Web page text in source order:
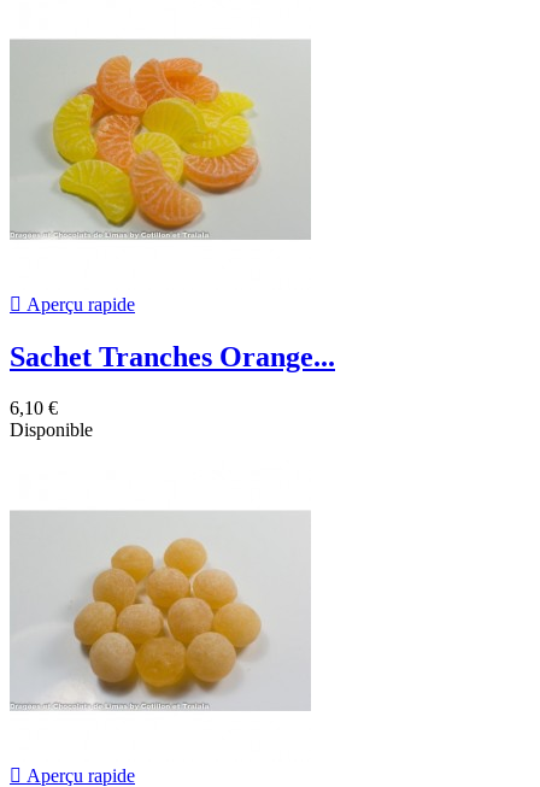
 Aperçu rapide
Sachet Tranches Orange...
6,10 €
Disponible
 Aperçu rapide